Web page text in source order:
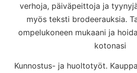
verhoja, päiväpeittoja ja
myös teksti brodeerauksia.
ompelukoneen mukaani ja
kotonasi
Kunnostus- ja huoltotyöt.